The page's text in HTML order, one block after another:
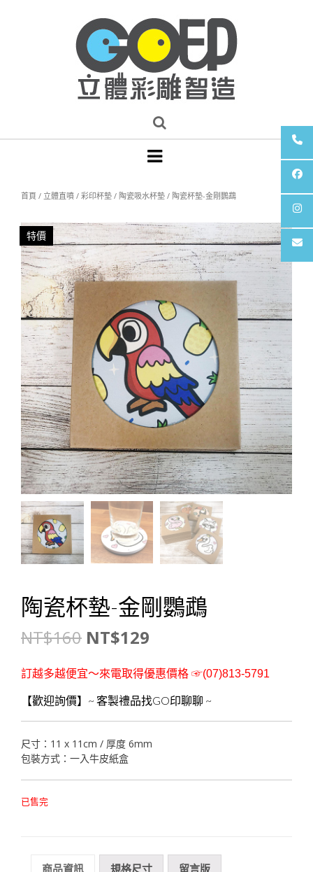
首頁 / 立體直噴 / 彩印杯墊 / 陶瓷吸水杯墊 / 陶瓷杯墊-金剛鸚鵡
特價
陶瓷杯墊-金剛鸚鵡
NT$160 NT$129
訂越多越便宜～來電取得優惠價格 ☞(07)813-5791
【歡迎詢價】~ 客製禮品找GO印聊聊 ~
尺寸：11 x 11cm / 厚度 6mm
包裝方式：一入牛皮紙盒
已售完
商品資訊 規格尺寸 留言版